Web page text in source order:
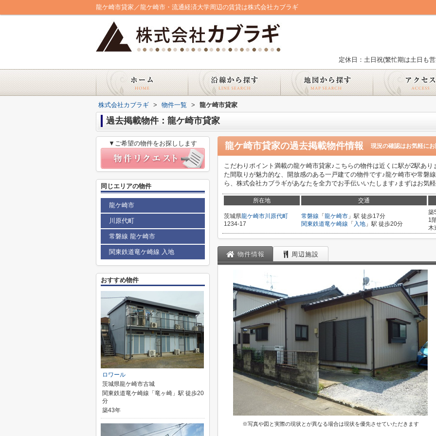
龍ケ崎市貸家／龍ケ崎市・流通経済大学周辺の賃貸は株式会社カブラギ
定休日：土日祝(繁忙期は土日も
株式会社カブラギ > 物件一覧 > 龍ケ崎市貸家
過去掲載物件：龍ケ崎市貸家
龍ケ崎市貸家の過去掲載物件情報 現況の確認はお気軽に
こだわりポイント満載の龍ケ崎市貸家♪こちらの物件は近くに駅が2駅あ
た間取りが魅力的な、開放感のある一戸建ての物件です♪龍ケ崎市や常磐
ら、株式会社カブラギがあなたを全力でお手伝いいたします♪まずはお気
所在地 交通
茨城県龍ケ崎市川原代町
1234-17
常磐線 「 龍ケ崎市 」駅 徒歩17分
関東鉄道竜ケ崎線 「 入地 」駅 徒歩20分
築
1
木
物件情報 周辺施設
※写真や図と実際の現状とが異なる場合は現状を優先させていただきます
▼ご希望の物件をお探しします
同じエリアの物件
龍ケ崎市
川原代町
常磐線 龍ケ崎市
関東鉄道竜ケ崎線 入地
おすすめ物件
ロワール
茨城県龍ケ崎市古城
関東鉄道竜ケ崎線「竜ヶ崎」駅 徒歩20
分
築43年